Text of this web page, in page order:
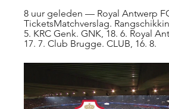
8 uur geleden — Royal Antwerp
TicketsMatchverslag.
5. KRC Genk. GNK, 18. 6. Royal
17. 7. Club Brugge. CLUB, 16. 8.